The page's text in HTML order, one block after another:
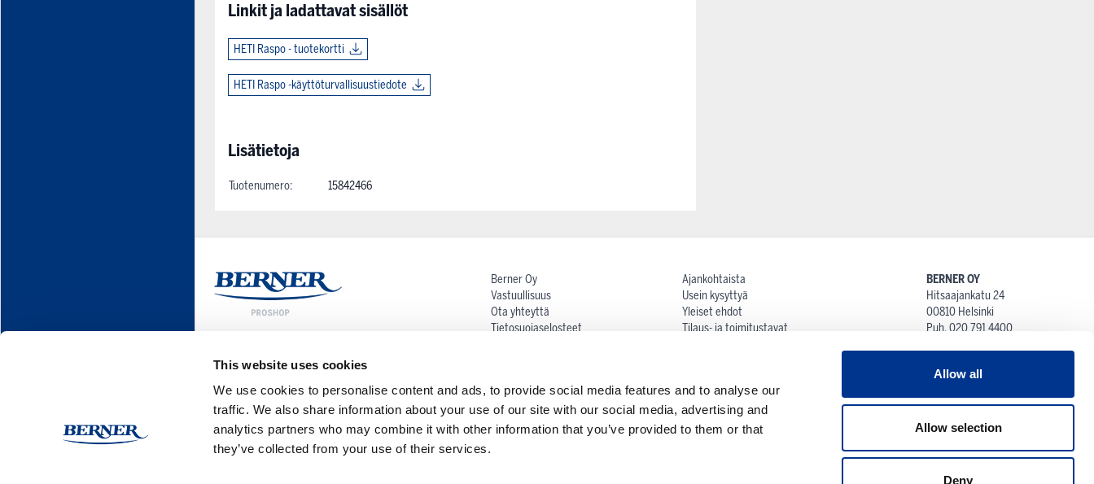
This website uses cookies
We use cookies to personalise content and ads, to provide social media features and to analyse our
traffic. We also share information about your use of our site with our social media, advertising and
analytics partners who may combine it with other information that you’ve provided to them or that
they’ve collected from your use of their services.
Allow all
Allow selection
Deny
Linkit ja ladattavat sisällöt
HETI Raspo - tuotekortti
HETI Raspo -käyttöturvallisuustiedote
Lisätietoja
Tuotenumero: 15842466
Tilaa uutiskirje
This form is protected by reCAPTCHA - the
Berner Oy
Vastuullisuus
Ota yhteyttä
Tietosuojaselosteet
Ajankohtaista
Usein kysyttyä
Yleiset ehdot
Tilaus- ja toimitustavat
BERNER OY
Hitsaajankatu 24
00810 Helsinki
Puh. 020 791 4400